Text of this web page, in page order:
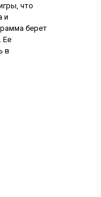
что
и
берет
Ее
в